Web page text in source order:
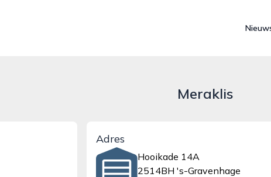
Meraklis
Adres
Hooikade 14A
2514BH 's-Gravenhage